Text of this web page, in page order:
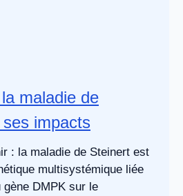
maladie de
impacts
: la maladie de Steinert est
multisystémique liée
gène DMPK sur le